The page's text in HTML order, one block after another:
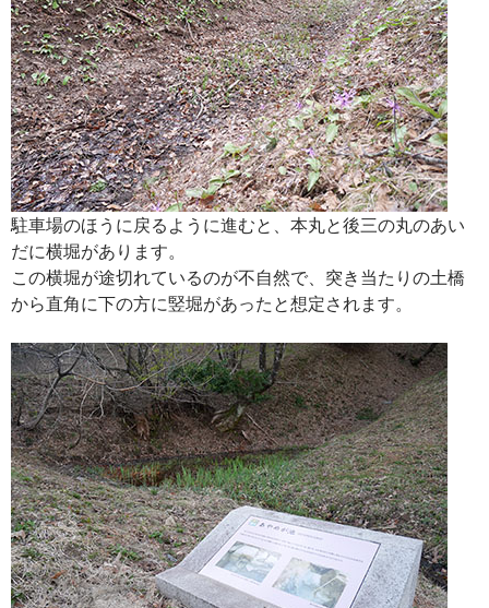
駐車場のほうに戻るように進むと、本丸と後三の丸のあい
だに横堀があります。
この横堀が途切れているのが不自然で、突き当たりの土橋
から直角に下の方に竪堀があったと想定されます。